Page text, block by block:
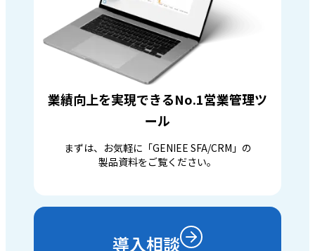
業績向上を実現できるNo.1営業管理ツ
ール
まずは、お気軽に「GENIEE SFA/CRM」の
製品資料をご覧ください。
導入相談